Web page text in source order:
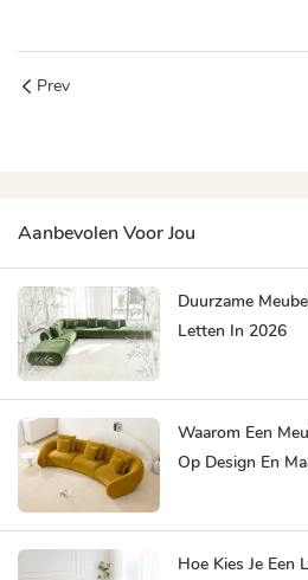
Prev
Aanbevolen Voor Jou
Duurzame
Letten In 2026
Waarom Een
Op Design En
Hoe Kies Je Een